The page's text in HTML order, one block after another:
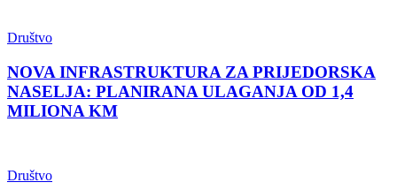
Društvo
NOVA INFRASTRUKTURA ZA PRIJEDORSKA
NASELJA: PLANIRANA ULAGANJA OD 1,4
MILIONA KM
Društvo